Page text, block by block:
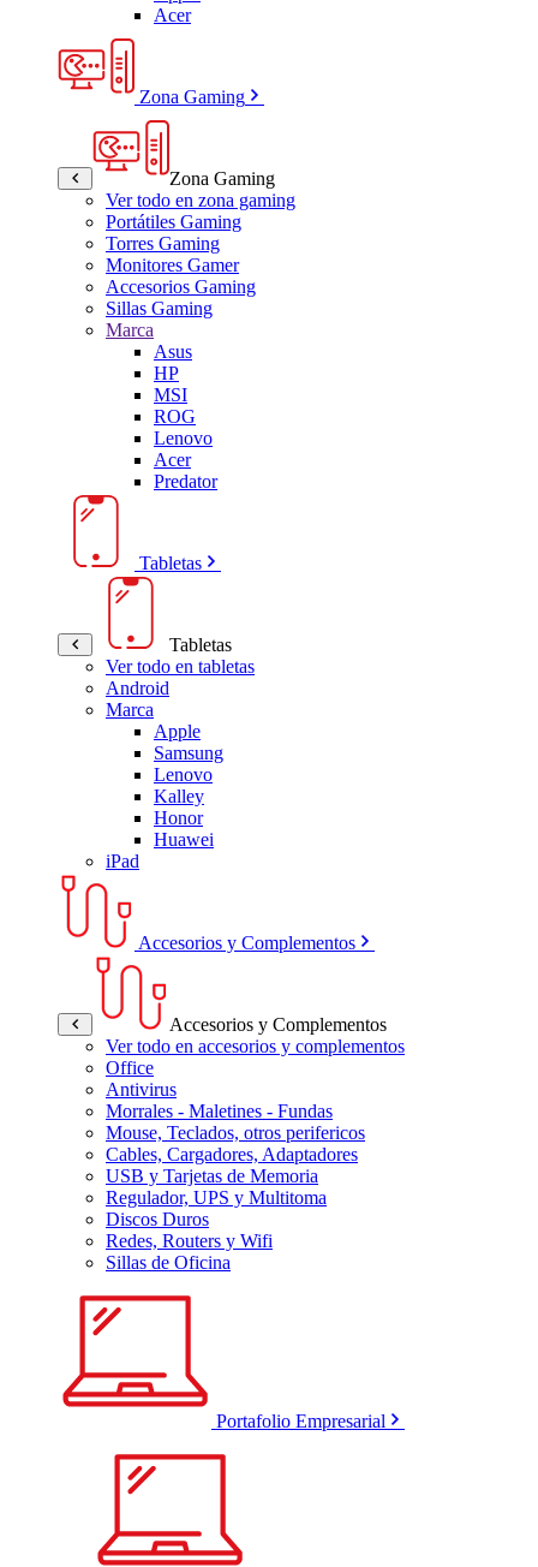
Acer
Zona Gaming
Zona Gaming
Ver todo en zona gaming
Portátiles Gaming
Torres Gaming
Monitores Gamer
Accesorios Gaming
Sillas Gaming
Marca
Asus
HP
MSI
ROG
Lenovo
Acer
Predator
Tabletas
Tabletas
Ver todo en tabletas
Android
Marca
Apple
Samsung
Lenovo
Kalley
Honor
Huawei
iPad
Accesorios y Complementos
Accesorios y Complementos
Ver todo en accesorios y complementos
Office
Antivirus
Morrales - Maletines - Fundas
Mouse, Teclados, otros perifericos
Cables, Cargadores, Adaptadores
USB y Tarjetas de Memoria
Regulador, UPS y Multitoma
Discos Duros
Redes, Routers y Wifi
Sillas de Oficina
Portafolio Empresarial